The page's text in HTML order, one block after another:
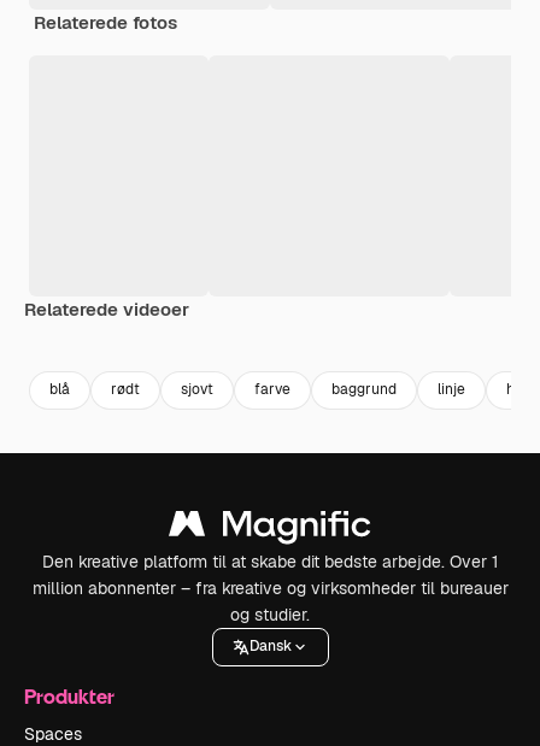
Relaterede fotos
Relaterede videoer
blå rødt sjovt farve baggrund linje hvid
Den kreative platform til at skabe dit bedste arbejde. Over 1
million abonnenter – fra kreative og virksomheder til bureauer
og studier.
Dansk
Produkter
Spaces